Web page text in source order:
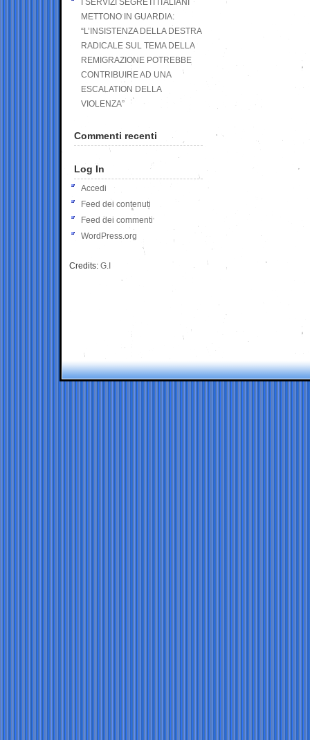
I SERVIZI SEGRETI ITALIANI
METTONO IN GUARDIA:
“L’INSISTENZA DELLA DESTRA
RADICALE SUL TEMA DELLA
REMIGRAZIONE POTREBBE
CONTRIBUIRE AD UNA
ESCALATION DELLA
VIOLENZA”
Commenti recenti
Log In
Accedi
Feed dei contenuti
Feed dei commenti
WordPress.org
Credits: G.I